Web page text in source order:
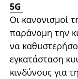
5G
Οι κανονισμοί
παράνομη την
να
εγκατάσταση
κινδύνους για